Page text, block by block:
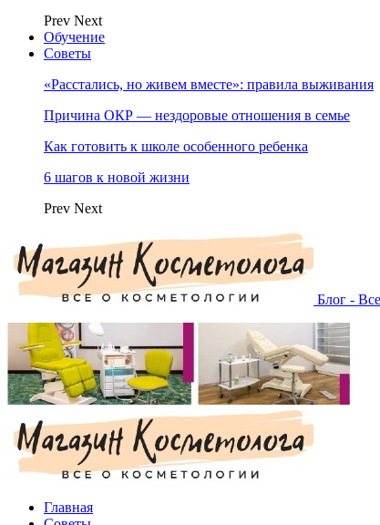
Prev Next
Обучение
Советы
«Расстались, но живем вместе»: правила выживания
Причина ОКР — нездоровые отношения в семье
Как готовить к школе особенного ребенка
6 шагов к новой жизни
Prev Next
Блог -
Главная